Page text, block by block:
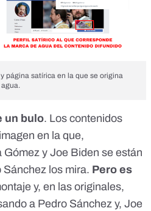
página satírica en la que se origina
un bulo. Los contenidos
en la que,
y Joe Biden se están
los mira. Pero es
y, en las originales,
a Pedro Sánchez y, Joe